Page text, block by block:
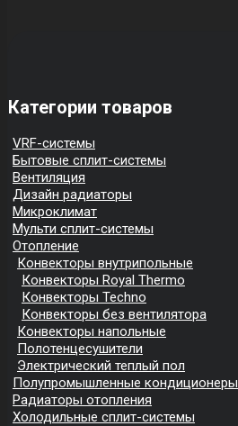
Категории товаров
VRF-системы
Бытовые сплит-системы
Вентиляция
Дизайн радиаторы
Микроклимат
Мульти сплит-системы
Отопление
Конвекторы внутрипольные
Конвекторы Royal Thermo
Конвекторы Techno
Конвекторы без вентилятора
Конвекторы напольные
Полотенцесушители
Электрический теплый пол
Полупромышленные кондиционеры
Радиаторы отопления
Холодильные сплит-системы